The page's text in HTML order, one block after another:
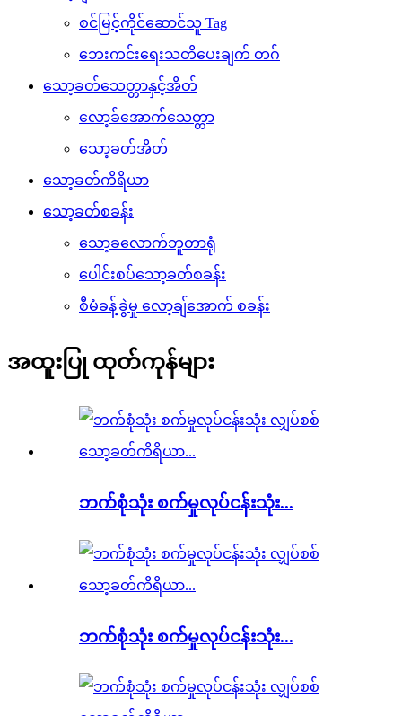
စင်မြင့်ကိုင်ဆောင်သူ Tag
ဘေးကင်းရေးသတိပေးချက် တဂ်
သော့ခတ်သေတ္တာနှင့်အိတ်
လော့ခ်အောက်သေတ္တာ
သော့ခတ်အိတ်
သော့ခတ်ကိရိယာ
သော့ခတ်စခန်း
သော့ခလောက်ဘူတာရုံ
ပေါင်းစပ်သော့ခတ်စခန်း
စီမံခန့်ခွဲမှု လော့ချ်အောက် စခန်း
အထူးပြု ထုတ်ကုန်များ
ဘက်စုံသုံး စက်မှုလုပ်ငန်းသုံး...
ဘက်စုံသုံး စက်မှုလုပ်ငန်းသုံး...